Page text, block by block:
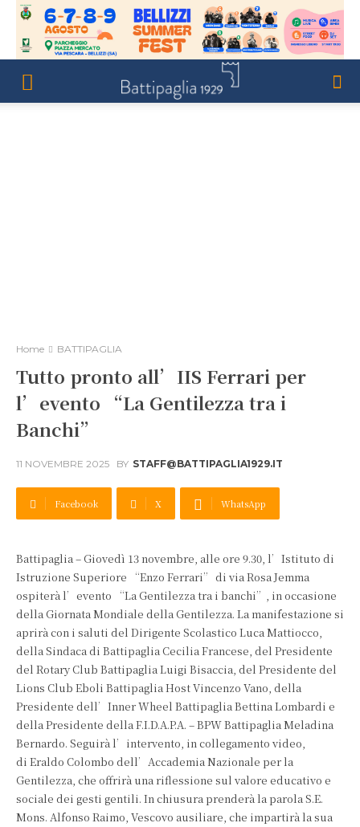
Home BATTIPAGLIA
Tutto pronto all’IIS Ferrari per
l’evento “La Gentilezza tra i
Banchi”
11 NOVEMBRE 2025 BY STAFF@BATTIPAGLIA1929.IT
Facebook X WhatsApp
Battipaglia – Giovedì 13 novembre, alle ore 9.30, l’Istituto di
Istruzione Superiore “Enzo Ferrari” di via Rosa Jemma
ospiterà l’evento “La Gentilezza tra i banchi”, in occasione
della Giornata Mondiale della Gentilezza. La manifestazione si
aprirà con i saluti del Dirigente Scolastico Luca Mattiocco,
della Sindaca di Battipaglia Cecilia Francese, del Presidente
del Rotary Club Battipaglia Luigi Bisaccia, del Presidente del
Lions Club Eboli Battipaglia Host Vincenzo Vano, della
Presidente dell’Inner Wheel Battipaglia Bettina Lombardi e
della Presidente della F.I.D.A.P.A. – BPW Battipaglia Meladina
Bernardo. Seguirà l’intervento, in collegamento video,
di Eraldo Colombo dell’Accademia Nazionale per la
Gentilezza, che offrirà una riflessione sul valore educativo e
sociale dei gesti gentili. In chiusura prenderà la parola S.E.
Mons. Alfonso Raimo, Vescovo ausiliare, che impartirà la sua